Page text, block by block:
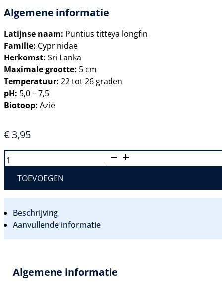
Algemene informatie
Latijnse naam: Puntius titteya longfin
Familie: Cyprinidae
Herkomst: Sri Lanka
Maximale grootte: 5 cm
Temperatuur: 22 tot 26 graden
pH: 5,0 – 7,5
Biotoop: Azië
€ 3,95
PUNTIUS
TITTEYA
AANTAL
TOEVOEGEN
Beschrijving
Aanvullende informatie
Algemene informatie